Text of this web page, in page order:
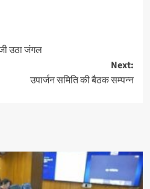
उठा जंगल
Next:
उपार्जन समिति की बैठक सम्पन्न